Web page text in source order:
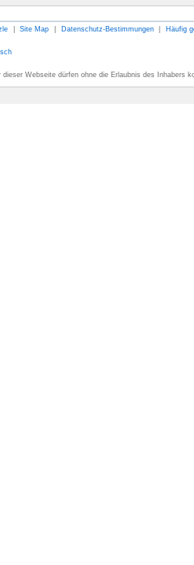
| Site Map | Datenschutz-Bestimmungen | Häufig
Webseite dürfen ohne die Erlaubnis des Inhabers